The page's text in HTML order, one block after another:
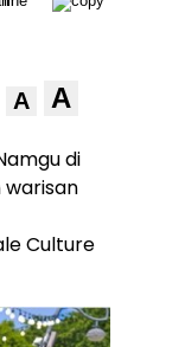
A A
di
warisan
Culture